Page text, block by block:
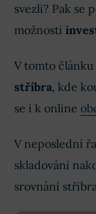
svezli? Pak se
možnosti
V tomto článku
stříbra, kde
se i k online
V neposlední
skladování
srovnání